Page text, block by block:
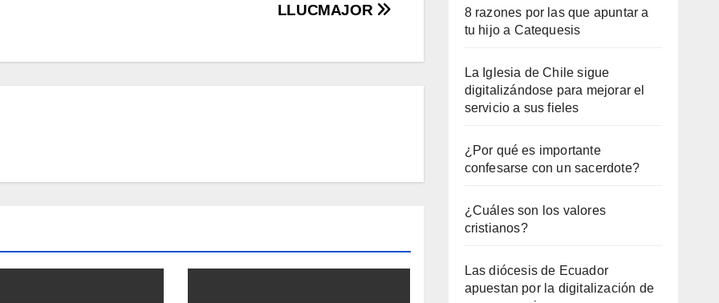
LLUCMAJOR
8 razones por las que apuntar a
tu hijo a Catequesis
La Iglesia de Chile sigue
digitalizándose para mejorar el
servicio a sus fieles
¿Por qué es importante
confesarse con un sacerdote?
¿Cuáles son los valores
cristianos?
Las diócesis de Ecuador
apuestan por la digitalización de